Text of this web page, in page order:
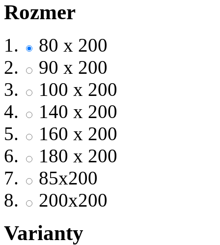
Rozmer
80 x 200
90 x 200
100 x 200
140 x 200
160 x 200
180 x 200
85x200
200x200
Varianty